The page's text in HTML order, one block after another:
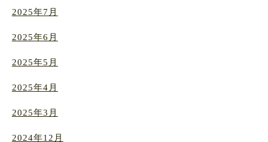
2025年7月
2025年6月
2025年5月
2025年4月
2025年3月
2024年12月